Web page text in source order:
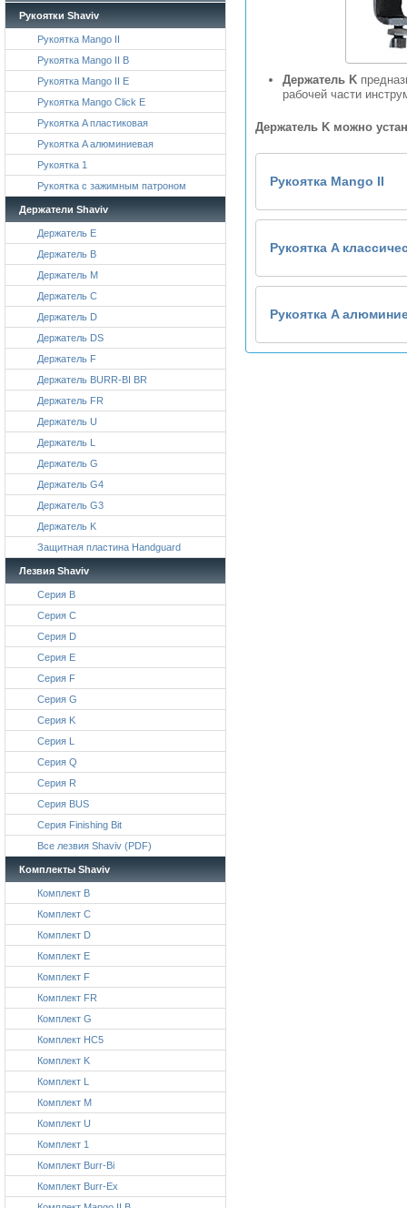
Рукоятки Shaviv
Рукоятка Mango II
Рукоятка Mango II B
Рукоятка Mango II E
Рукоятка Mango Click E
Рукоятка A пластиковая
Рукоятка A алюминиевая
Рукоятка 1
Рукоятка с зажимным патроном
Держатели Shaviv
Держатель E
Держатель B
Держатель M
Держатель C
Держатель D
Держатель DS
Держатель F
Держатель BURR-BI BR
Держатель FR
Держатель U
Держатель L
Держатель G
Держатель G4
Держатель G3
Держатель K
Защитная пластина Handguard
Лезвия Shaviv
Серия B
Серия C
Серия D
Серия E
Серия F
Серия G
Серия K
Серия L
Серия Q
Серия R
Серия BUS
Серия Finishing Bit
Все лезвия Shaviv (PDF)
Комплекты Shaviv
Комплект B
Комплект C
Комплект D
Комплект E
Комплект F
Комплект FR
Комплект G
Комплект HC5
Комплект K
Комплект L
Комплект M
Комплект U
Комплект 1
Комплект Burr-Bi
Комплект Burr-Ex
Держатель K
рабочей части
Держатель K можно
Рукоятка Mango II
Рукоятка A
Рукоятка A